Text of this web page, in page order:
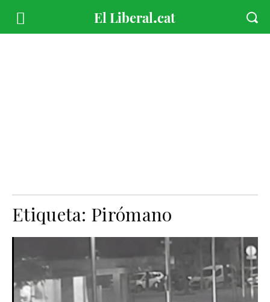
Etiqueta: Pirómano